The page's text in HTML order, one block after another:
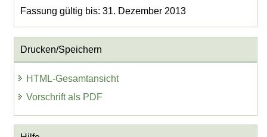
Fassung gültig bis: 31. Dezember 2013
Drucken/Speichern
HTML-Gesamtansicht
Vorschrift als PDF